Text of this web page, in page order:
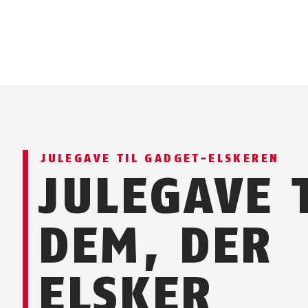
JULEGAVE TIL GADGET-ELSKEREN
JULEGAVE
DEM, DER
ELSKER